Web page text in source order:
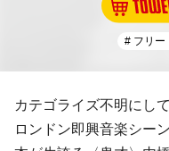
# フリー
カテゴライズ不明にし
ロンドン即興音楽シー